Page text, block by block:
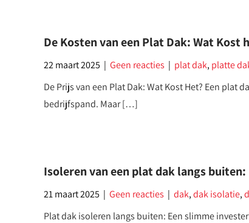
De Kosten van een Plat Dak: Wat Kost
22 maart 2025 | Geen reacties | plat dak, platte
De Prijs van een Plat Dak: Wat Kost Het? Een
bedrijfspand. Maar […]
Isoleren van een plat dak langs
21 maart 2025 | Geen reacties | dak,dak isolatie,
Plat dak isoleren langs buiten: Een slimme